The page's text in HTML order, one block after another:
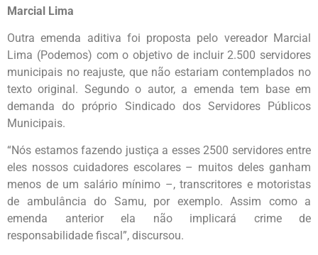
Marcial Lima
Outra emenda aditiva foi proposta pelo vereador Marcial
Lima (Podemos) com o objetivo de incluir 2.500 servidores
municipais no reajuste, que não estariam contemplados no
texto original. Segundo o autor, a emenda tem base em
demanda do próprio Sindicado dos Servidores Públicos
Municipais.
“Nós estamos fazendo justiça a esses 2500 servidores entre
eles nossos cuidadores escolares – muitos deles ganham
menos de um salário mínimo –, transcritores e motoristas
de ambulância do Samu, por exemplo. Assim como a
emenda anterior ela não implicará crime de
responsabilidade fiscal”, discursou.